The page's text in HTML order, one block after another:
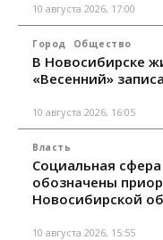
10 августа 2026, 17:00
Город Общество
В Новосибирске
«Весенний»
10 августа 2026, 16:05
Власть
Социальная
обозначены
Новосибирской
10 августа 2026, 15:55